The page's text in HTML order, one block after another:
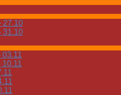
27.10
31.10